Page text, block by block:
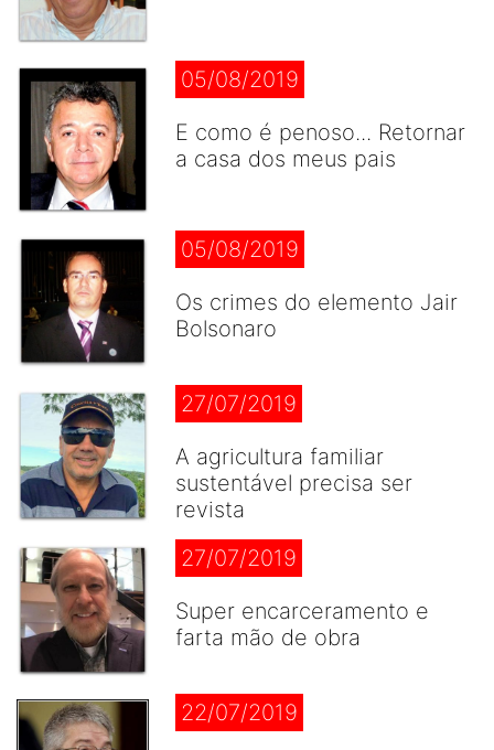
05/08/2019
E como é penoso... Retornar
a casa dos meus pais
05/08/2019
Os crimes do elemento Jair
Bolsonaro
27/07/2019
A agricultura familiar
sustentável precisa ser
revista
27/07/2019
Super encarceramento e
farta mão de obra
22/07/2019